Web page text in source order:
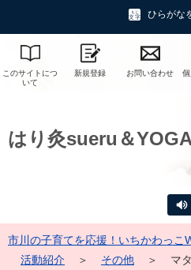
ひらがな
このサイトにつ
いて
新規登録 お問い合わせ
はり灸sueru＆
市川の子育てを応援！いちかわっこ
活動紹介
＞ その他 ＞ マ